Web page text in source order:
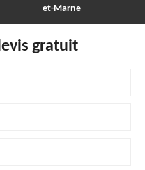
et-Marne
gratuit